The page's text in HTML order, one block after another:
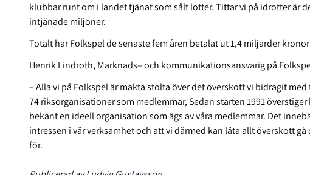
klubbar runt om i landet tjänat som sålt lotter. Tittar vi på idrotter är
intjänade miljoner.
Totalthar Folkspel de senaste fem åren betalat ut 1,4 miljarder
Henrik Lindroth, Marknads– och kommunikationsansvarig på
– Alla vi på Folkspel är mäkta stolta över det överskott vi bidragit
74 riksorganisationer som medlemmar,Sedan starten 1991
bekant en ideell organisation som ägs av våra medlemmar. Det
intressen i vår verksamhet och att vi därmed kan låta allt överskott
för.